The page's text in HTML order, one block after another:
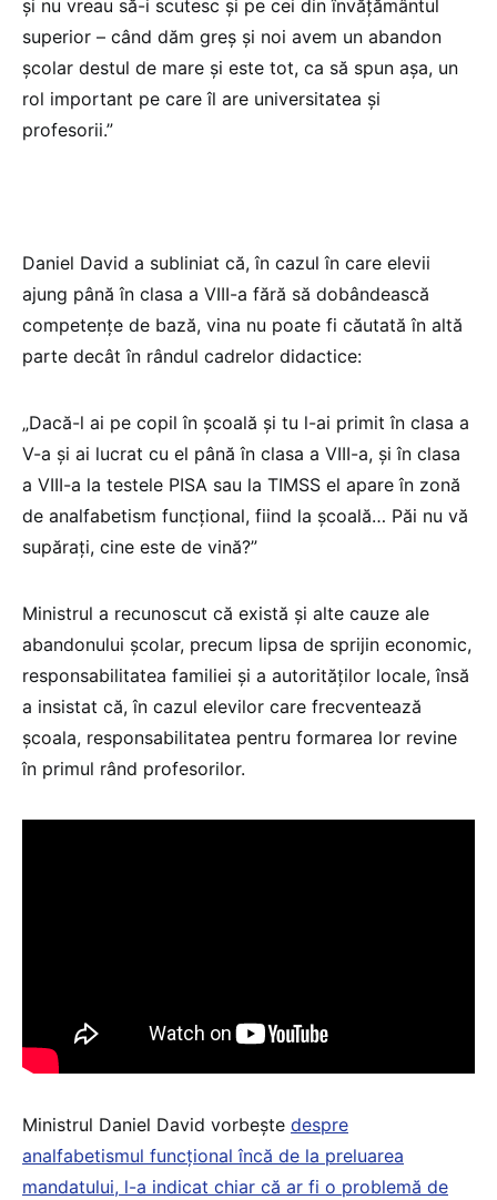
și nu vreau să-i scutesc și pe cei din învățământul
superior – când dăm greș și noi avem un abandon
școlar destul de mare și este tot, ca să spun așa, un
rol important pe care îl are universitatea și
profesorii.”
Daniel David a subliniat că, în cazul în care elevii
ajung până în clasa a VIII-a fără să dobândească
competențe de bază, vina nu poate fi căutată în altă
parte decât în rândul cadrelor didactice:
„Dacă-l ai pe copil în școală și tu l-ai primit în clasa a
V-a și ai lucrat cu el până în clasa a VIII-a, și în clasa
a VIII-a la testele PISA sau la TIMSS el apare în zonă
de analfabetism funcțional, fiind la școală… Păi nu vă
supărați, cine este de vină?”
Ministrul a recunoscut că există și alte cauze ale
abandonului școlar, precum lipsa de sprijin economic,
responsabilitatea familiei și a autorităților locale, însă
a insistat că, în cazul elevilor care frecventează
școala, responsabilitatea pentru formarea lor revine
în primul rând profesorilor.
Ministrul Daniel David vorbește despre
analfabetismul funcțional încă de la preluarea
mandatului, l-a indicat chiar că ar fi o problemă de